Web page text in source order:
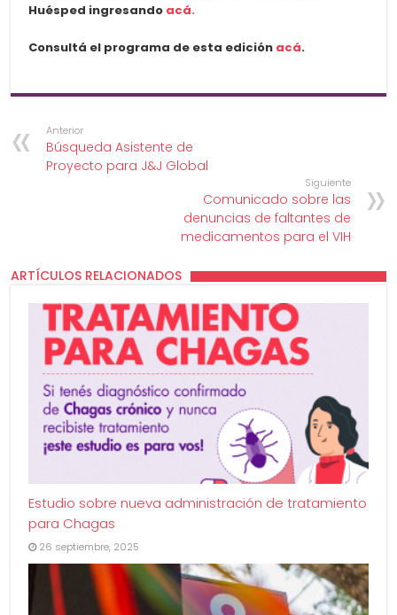
Huésped ingresando acá.
Consultá el programa de esta edición acá.
Anterior
Búsqueda Asistente de
Proyecto para J&J Global
Siguiente
Comunicado sobre las
denuncias de faltantes de
medicamentos para el VIH
ARTÍCULOS RELACIONADOS
Estudio sobre nueva administración de tratamiento
para Chagas
26 septiembre, 2025